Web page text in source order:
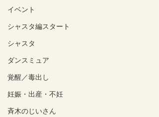
イベント
シャスタ編スタート
シャスタ
ダンスミュア
覚醒／毒出し
妊娠・出産・不妊
斉木のじいさん